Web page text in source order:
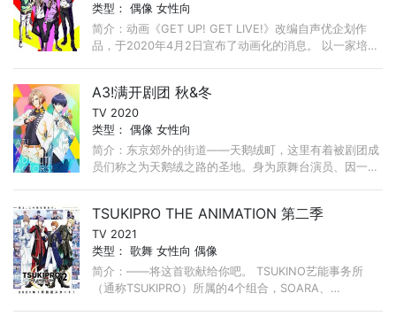
类型：偶像 女性向
简介：动画《GET UP! GET LIVE!》改编自声优企划作
品，于2020年4月2日宣布了动画化的消息。 以一家培养
A3!满开剧团 秋&冬
TV 2020
类型：偶像 女性向
简介：东京郊外的街道——天鹅绒町，这里有着被剧团成
员们称之为天鹅绒之路的圣地。身为原舞台演员、因一纸
TSUKIPRO THE ANIMATION 第二季
TV 2021
类型：歌舞 女性向 偶像
简介：——将这首歌献给你吧。 TSUKINO艺能事务所
（通称TSUKIPRO）所属的4个组合，SOARA、